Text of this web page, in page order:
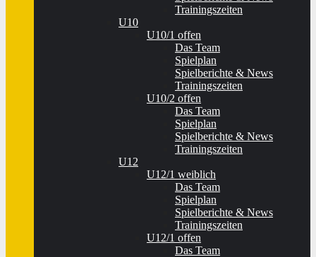
Trainingszeiten
U10
U10/1 offen
Das Team
Spielplan
Spielberichte & News
Trainingszeiten
U10/2 offen
Das Team
Spielplan
Spielberichte & News
Trainingszeiten
U12
U12/1 weiblich
Das Team
Spielplan
Spielberichte & News
Trainingszeiten
U12/1 offen
Das Team